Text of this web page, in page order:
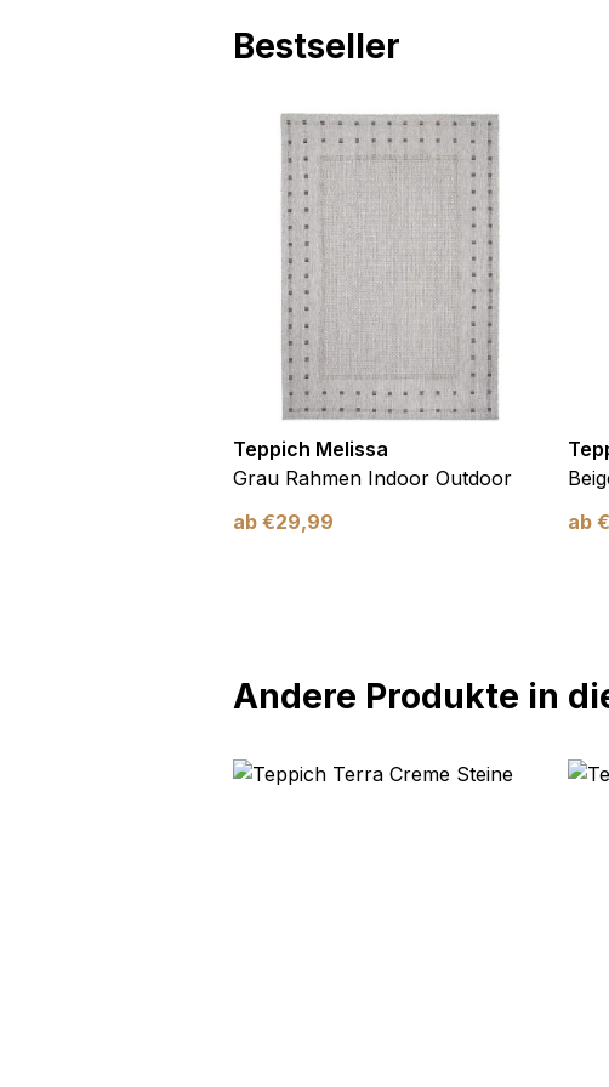
Bestseller
Teppich Melissa
Grau Rahmen Indoor Outdoor
ab €29,99
ab €
Andere Produkte in